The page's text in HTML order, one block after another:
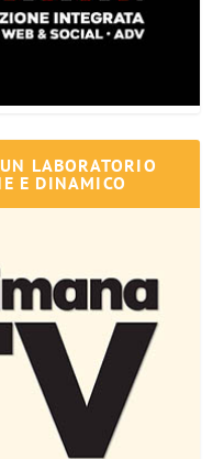
LABORATORIO
E DINAMICO